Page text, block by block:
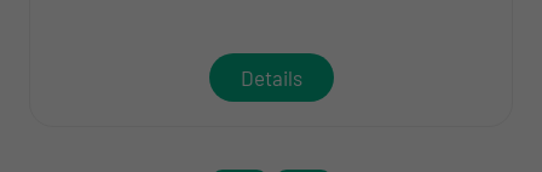
Details